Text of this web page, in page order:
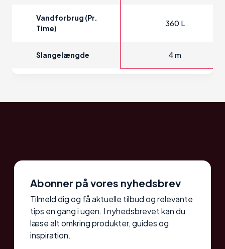
Vandforbrug (pr.
Time)
360 L
Slangelængde 4 m
Abonner på vores nyhedsbrev
Tilmeld dig og få aktuelle tilbud og relevante
tips en gang i ugen. I nyhedsbrevet kan du
læse alt omkring produkter, guides og
inspiration.